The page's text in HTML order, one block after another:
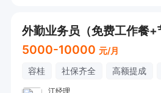
外勤业务员（免费工作餐+
5000-10000 元/月
容桂 社保齐全 高额提成
江经理